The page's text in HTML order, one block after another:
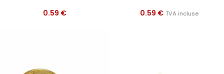
0.59 €
0.59 € TVA incluse